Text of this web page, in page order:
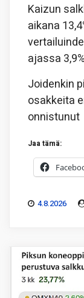
Kaizun
aikana
ajassa
Joidenkin
osakkeita
onnistunut
Jaa tämä:
4.8.2026